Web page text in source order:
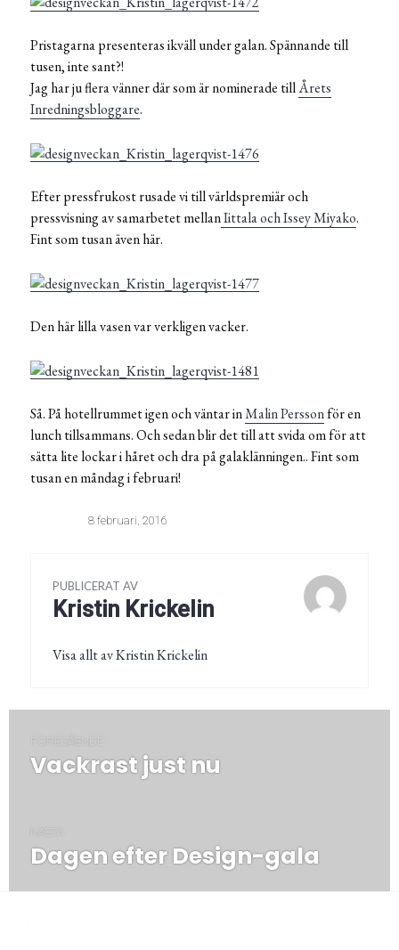
Pristagarna presenteras ikväll under galan. Spännande till
tusen, inte sant?!
Jag har ju flera vänner där som är nominerade tillÅrets
Inredningsbloggare.
Efter pressfrukost rusade vi till världspremiär och
pressvisning av samarbetet mellanIittala och Issey Miyako.
Fint som tusan även här.
Den här lilla vasen var verkligen vacker.
Så. På hotellrummet igen och väntar inMalin Perssonför en
lunch tillsammans. Och sedan blir det till att svida om för att
sätta lite lockar i håret och dra på galaklänningen.. Fint som
tusan en måndag i februari!
8 februari, 2016
PUBLICERAT AV
Kristin Krickelin
Visa allt av Kristin Krickelin
FÖREGÅENDE
Föregående
Vackrast just nu
NÄSTA
Nästa
Dagen efter Design-gala